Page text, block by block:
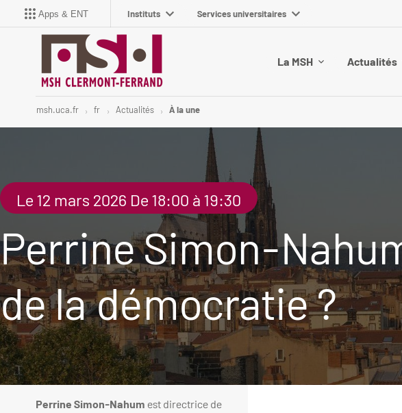
Apps & ENT Instituts Services universitaires
La MSH Actualités
msh.uca.fr fr Actualités À la une
Le 12 mars 2026 De 18:00 à 19:30
Perrine Simon-
de la démocratie ?
Perrine Simon-Nahum est directrice de